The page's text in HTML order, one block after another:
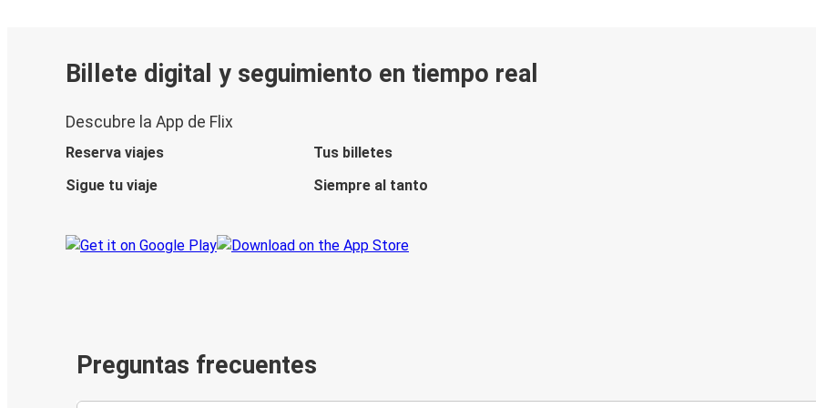
Billete digital y seguimiento en tiempo real
Descubre la App de Flix
Reserva viajes
Tus billetes
Sigue tu viaje
Siempre al tanto
Preguntas frecuentes